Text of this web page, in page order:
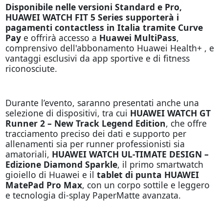
Disponibile nelle versioni Standard e Pro,
HUAWEI WATCH FIT 5 Series supporterà i
pagamenti contactless in Italia tramite Curve
Pay e offrirà accesso a Huawei MultiPass,
comprensivo dell'abbonamento Huawei Health+ , e
vantaggi esclusivi da app sportive e di fitness
riconosciute.
Durante l’evento, saranno presentati anche una
selezione di dispositivi, tra cui HUAWEI WATCH GT
Runner 2 – New Track Legend Edition, che offre
tracciamento preciso dei dati e supporto per
allenamenti sia per runner professionisti sia
amatoriali, HUAWEI WATCH UL-TIMATE DESIGN –
Edizione Diamond Sparkle, il primo smartwatch
gioiello di Huawei e il tablet di punta HUAWEI
MatePad Pro Max, con un corpo sottile e leggero
e tecnologia di-splay PaperMatte avanzata.